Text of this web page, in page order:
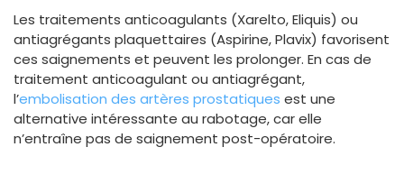
Les traitements anticoagulants (Xarelto, Eliquis) ou
antiagrégants plaquettaires (Aspirine, Plavix) favorisent
ces saignements et peuvent les prolonger. En cas de
traitement anticoagulant ou antiagrégant,
l’embolisation des artères prostatiques est une
alternative intéressante au rabotage, car elle
n’entraîne pas de saignement post-opératoire.